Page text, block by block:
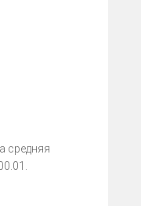
средняя